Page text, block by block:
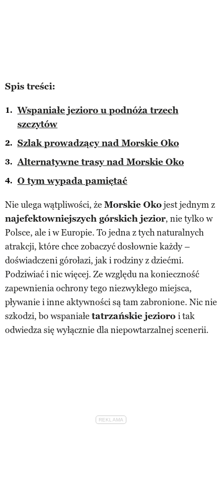
Spis treści:
Wspaniałe jezioro u podnóża trzech
szczytów
Szlak prowadzący nad Morskie Oko
Alternatywne trasy nad Morskie Oko
O tym wypada pamiętać
Nie ulega wątpliwości, że Morskie Okojest jednym z
najefektowniejszych górskich jezior, nie tylko w
Polsce, ale i w Europie. To jedna z tych naturalnych
atrakcji, które chce zobaczyć dosłownie każdy –
doświadczeni górołazi, jak i rodziny z dziećmi.
Podziwiać i nic więcej. Ze względu na konieczność
zapewnienia ochrony tego niezwykłego miejsca,
pływanie i inne aktywności są tam zabronione. Nic nie
szkodzi, bo wspaniałe tatrzańskie jezioro i tak
odwiedza się wyłącznie dla niepowtarzalnej scenerii.